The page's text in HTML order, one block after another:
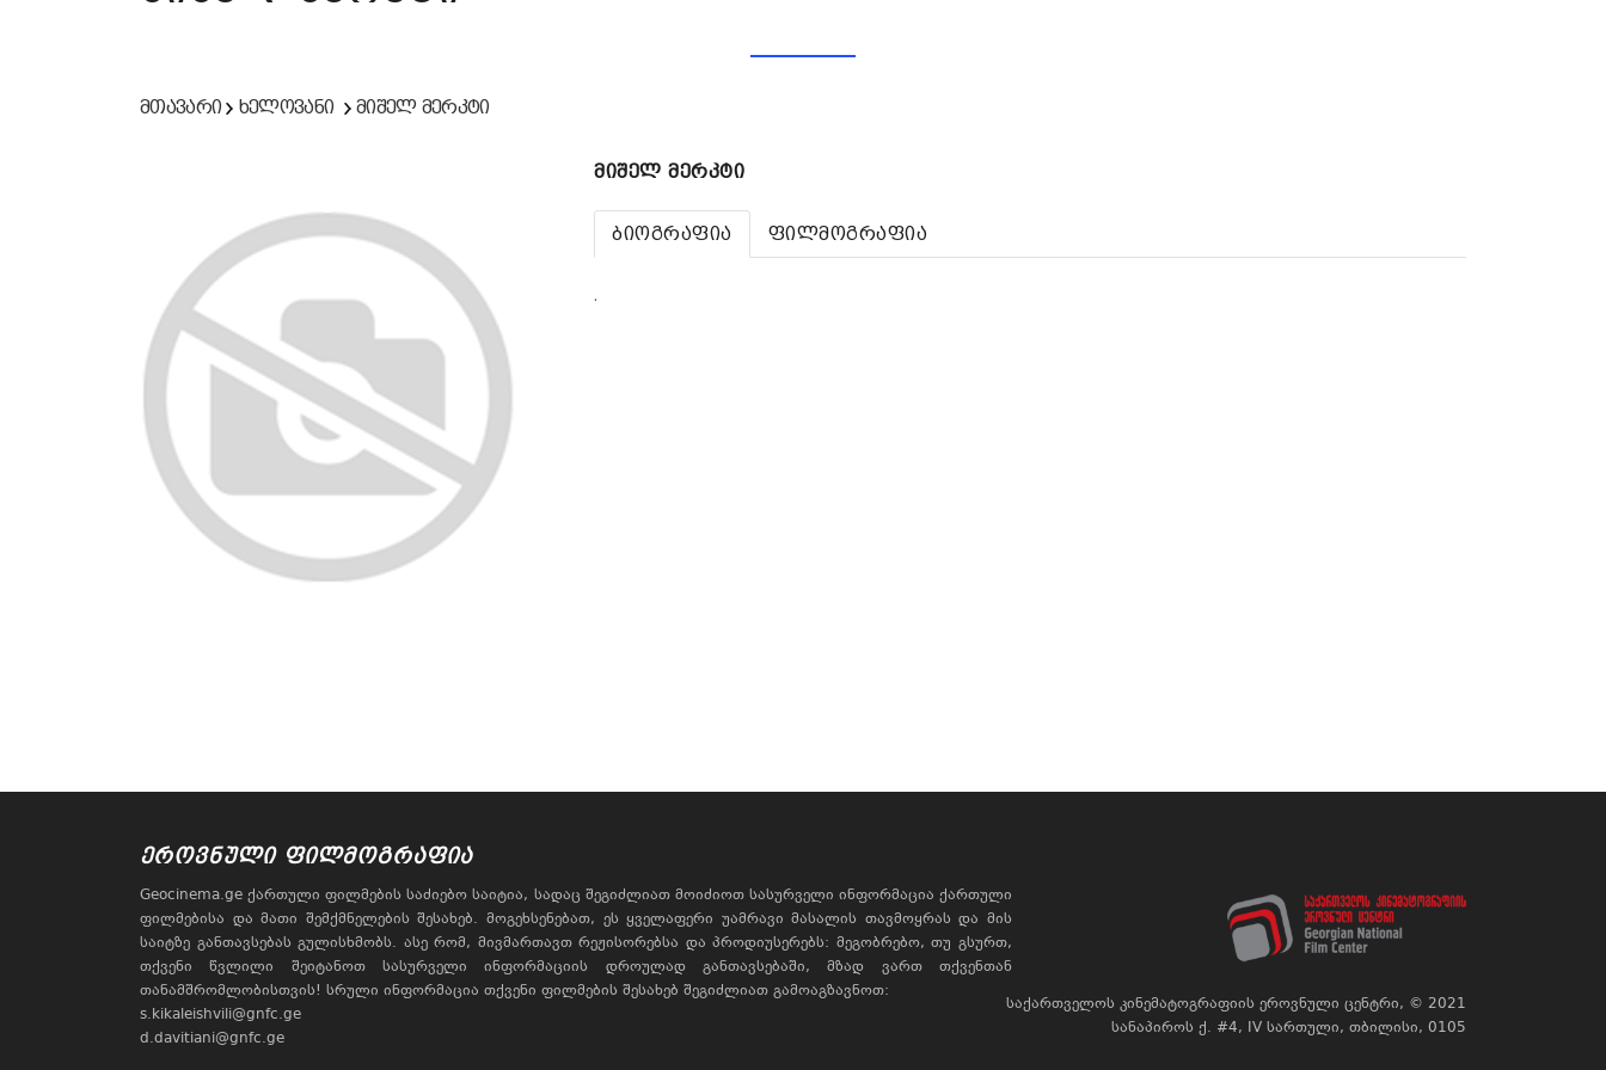
მთავარი ხელოვანი მიშელ მერკტი
მიშელ მერკტი
ბიოგრაფია ფილმოგრაფია
.
ᲔᲠᲝᲕᲜᲣᲚᲘ ᲤᲘᲚᲛᲝᲒᲠᲐᲤᲘᲐ
Geocinema.ge ქართული ფილმების საძიებო საიტია, სადაც შეგიძლიათ მოიძიოთ სასურველი ინფორმაცია ქართული
ფილმებისა და მათი შემქმნელების შესახებ. მოგეხსენებათ, ეს ყველაფერი უამრავი მასალის თავმოყრას და მის
საიტზე განთავსებას გულისხმობს. ასე რომ, მივმართავთ რეჟისორებსა და პროდიუსერებს: მეგობრებო, თუ გსურთ,
თქვენი წვლილი შეიტანოთ სასურველი ინფორმაციის დროულად განთავსებაში, მზად ვართ თქვენთან
თანამშრომლობისთვის! სრული ინფორმაცია თქვენი ფილმების შესახებ შეგიძლიათ გამოაგზავნოთ:
s.kikaleishvili@gnfc.ge
d.davitiani@gnfc.ge
საქართველოს კინემატოგრაფიის ეროვნული ცენტრი, © 2021
სანაპიროს ქ. #4, IV სართული, თბილისი, 0105